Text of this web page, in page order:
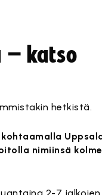
– katso
hetkistä.
nimiinsä